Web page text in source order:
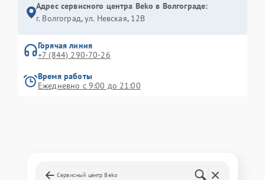
Адрес сервисного центра Beko в Волгограде:
г. Волгоград, ул. Невская, 12В
Горячая линия
+7 (844) 290-70-26
Время работы
Ежедневно с 9:00 до 21:00
Сервисный центр Beko